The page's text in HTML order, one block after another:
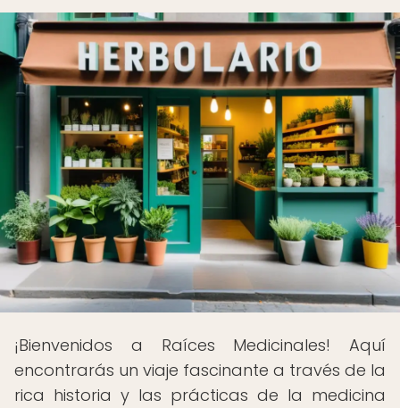
¡Bienvenidos a Raíces Medicinales! Aquí
encontrarás un viaje fascinante a través de la
rica historia y las prácticas de la medicina